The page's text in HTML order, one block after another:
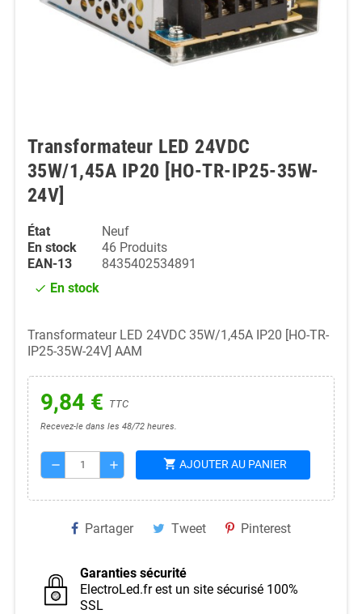
Transformateur LED 24VDC
35W/1,45A IP20 [HO-TR-IP25-35W-
24V]
État
Neuf
En stock
46 Produits
EAN-13
8435402534891
check En stock
Transformateur LED 24VDC 35W/1,45A IP20 [HO-TR-
IP25-35W-24V] AAM
9,84 € TTC
Recevez-le dans les 48/72 heures.
remove add shopping_cart AJOUTER AU PANIER
Partager Tweet Pinterest
Garanties sécurité
ElectroLed.fr est un site sécurisé 100%
SSL